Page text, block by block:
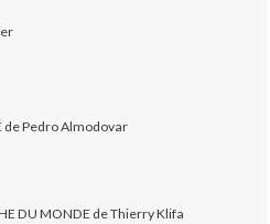
de Pedro Almodovar
DU MONDE de Thierry Klifa